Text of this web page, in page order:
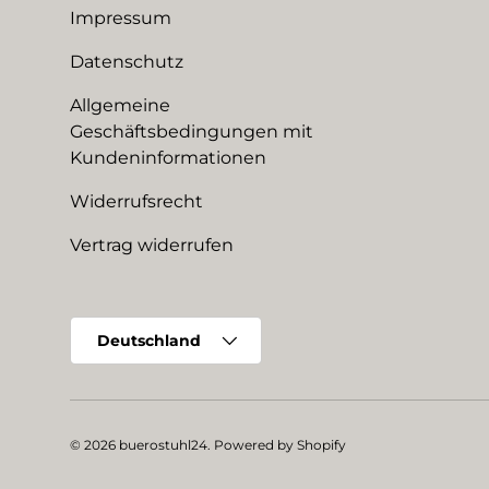
Impressum
Datenschutz
Allgemeine
Geschäftsbedingungen mit
Kundeninformationen
Widerrufsrecht
Vertrag widerrufen
Deutschland
© 2026 buerostuhl24. Powered by Shopify